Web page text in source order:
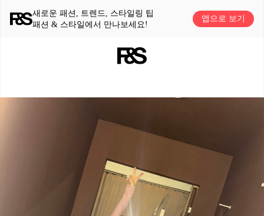
새로운 패션, 트렌드, 스타일링 팁
패션 & 스타일에서 만나보세요!
앱으로 보기